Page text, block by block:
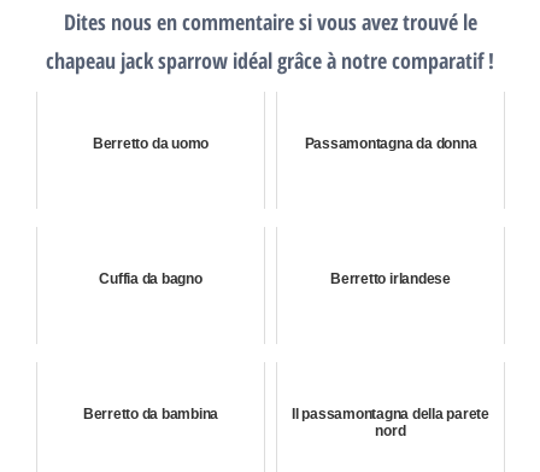
Dites nous en commentaire si vous avez trouvé le
chapeau jack sparrow idéal grâce à notre comparatif !
Berretto da uomo Passamontagna da donna
Cuffia da bagno Berretto irlandese
Berretto da bambina
Il passamontagna della parete
nord